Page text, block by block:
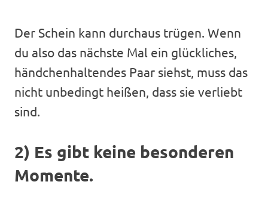
Der Schein kann durchaus trügen. Wenn
du also das nächste Mal ein glückliches,
händchenhaltendes Paar siehst, muss das
nicht unbedingt heißen, dass sie verliebt
sind.
2) Es gibt keine besonderen
Momente.